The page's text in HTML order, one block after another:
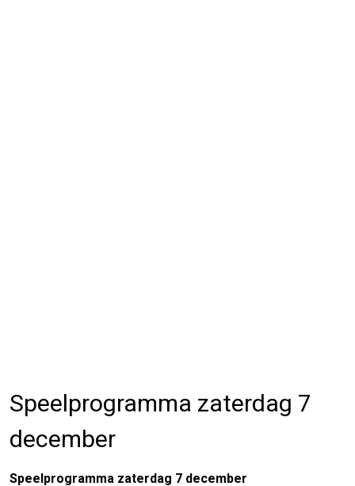
Speelprogramma zaterdag 7
december
Speelprogramma zaterdag 7 december